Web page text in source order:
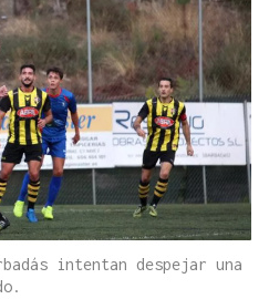
intentan despejar una